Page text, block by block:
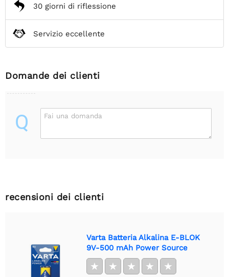
30 giorni di riflessione
Servizio eccellente
Domande dei clienti
Q Fai una domanda
recensioni dei clienti
Varta Batteria Alkalina E-BLOK
9V-500 mAh Power Source
★ ★ ★ ★ ★